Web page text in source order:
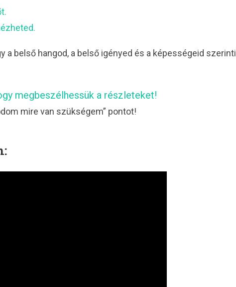
belső hangod, a belső igényed és a képességeid szerinti
megbeszélhessük a részleteket!
mire van szükségem” pontot!